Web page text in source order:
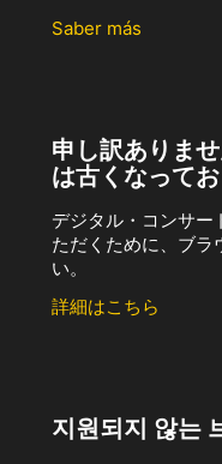
Saber más
申し訳ありま
は古くなって
デジタル・コンサー
ただくために、ブラ
い。
詳細はこちら
지원되지 않는